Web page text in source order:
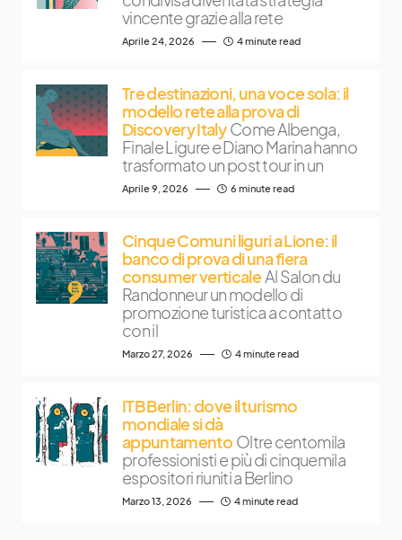
vincente grazie alla rete
Aprile 24, 2026 4 minute read
Tre destinazioni, una voce sola: il
modello rete alla prova di
Discovery Italy Come Albenga,
Finale Ligure e Diano Marina hanno
trasformato un post tour in un
Aprile 9, 2026 6 minute read
Cinque Comuni liguri a Lione: il
banco di prova di una fiera
consumer verticale Al Salon du
Randonneur un modello di
promozione turistica a contatto
con il
Marzo 27, 2026 4 minute read
ITB Berlin: dove il turismo
mondiale si dà
appuntamento Oltre centomila
professionisti e più di cinquemila
espositori riuniti a Berlino
Marzo 13, 2026 4 minute read